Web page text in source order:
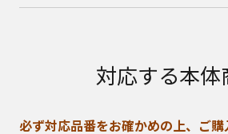
対応する本体
必ず対応品番をお確かめの上、ご購